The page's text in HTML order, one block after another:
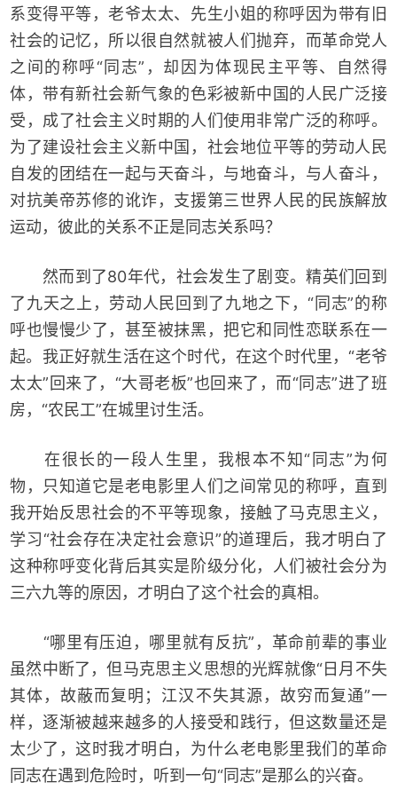
系变得平等，老爷太太、先生小姐的称呼因为带有旧
社会的记忆，所以很自然就被人们抛弃，而革命党人
之间的称呼“同志”，却因为体现民主平等、自然得
体，带有新社会新气象的色彩被新中国的人民广泛接
受，成了社会主义时期的人们使用非常广泛的称呼。
为了建设社会主义新中国，社会地位平等的劳动人民
自发的团结在一起与天奋斗，与地奋斗，与人奋斗，
对抗美帝苏修的讹诈，支援第三世界人民的民族解放
运动，彼此的关系不正是同志关系吗？
然而到了80年代，社会发生了剧变。精英们回到
了九天之上，劳动人民回到了九地之下，“同志”的称
呼也慢慢少了，甚至被抹黑，把它和同性恋联系在一
起。我正好就生活在这个时代，在这个时代里，“老爷
太太”回来了，“大哥老板”也回来了，而“同志”进了班
房，“农民工”在城里讨生活。
在很长的一段人生里，我根本不知“同志”为何
物，只知道它是老电影里人们之间常见的称呼，直到
我开始反思社会的不平等现象，接触了马克思主义，
学习“社会存在决定社会意识”的道理后，我才明白了
这种称呼变化背后其实是阶级分化，人们被社会分为
三六九等的原因，才明白了这个社会的真相。
“哪里有压迫，哪里就有反抗”，革命前辈的事业
虽然中断了，但马克思主义思想的光辉就像“日月不失
其体，故蔽而复明；江汉不失其源，故穷而复通”一
样，逐渐被越来越多的人接受和践行，但这数量还是
太少了，这时我才明白，为什么老电影里我们的革命
同志在遇到危险时，听到一句“同志”是那么的兴奋。